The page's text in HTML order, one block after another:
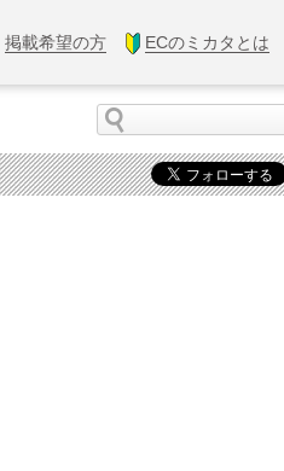
掲載希望の方 ECのミカタとは